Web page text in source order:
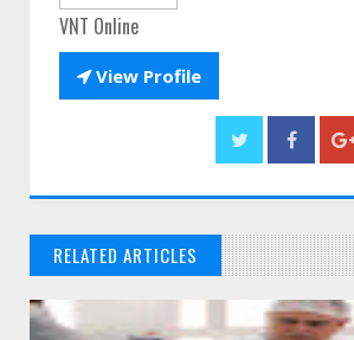
VNT Online
View Profile
RELATED ARTICLES
// THATS WHAT YOU